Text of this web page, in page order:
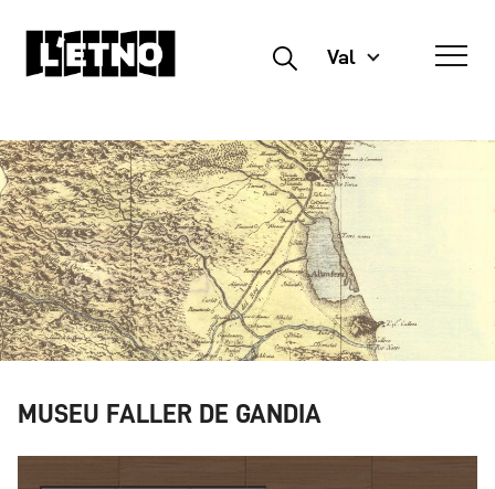
Buscar Val
MUSEU FALLER DE GANDIA